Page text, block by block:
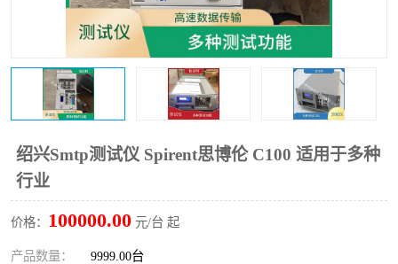
绍兴Smtp测试仪 Spirent思博伦 C100 适用于多种
行业
价格： 100000.00 元/台 起
产品数量： 9999.00台